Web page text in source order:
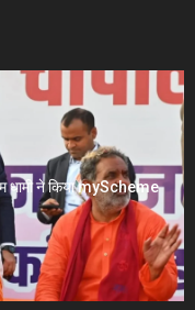
सख्त: जनता की समस्याओं
ने किया myScheme